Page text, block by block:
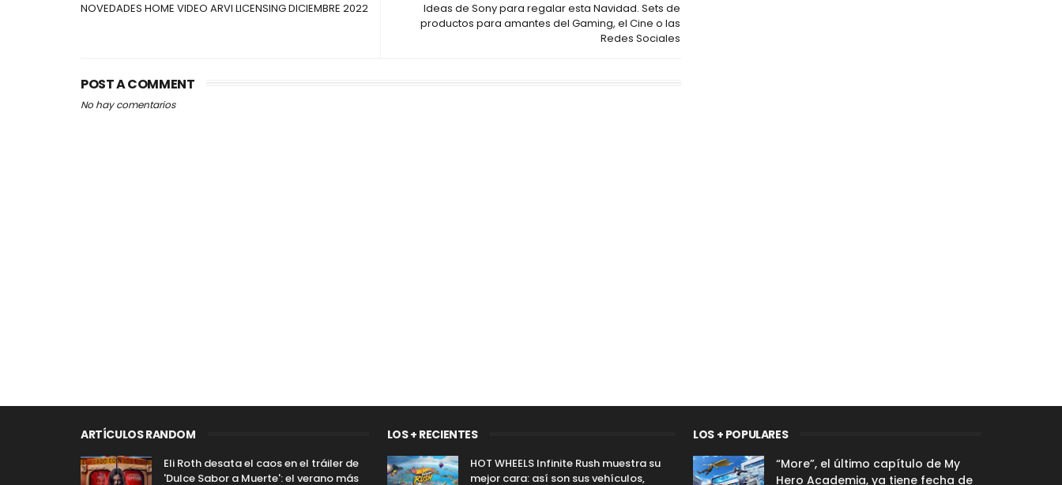
Ideas de Sony para regalar esta Navidad. Sets de
productos para amantes del Gaming, el Cine o las
Redes Sociales
NOVEDADES HOME VIDEO ARVI LICENSING DICIEMBRE 2022
POST A COMMENT
No hay comentarios
ARTÍCULOS RANDOM
Eli Roth desata el caos en el tráiler de
'Dulce Sabor a Muerte': el verano más
LOS + RECIENTES
HOT WHEELS Infinite Rush muestra su
mejor cara: así son sus vehículos,
LOS + POPULARES
“More”, el último capítulo de My
Hero Academia, ya tiene fecha de